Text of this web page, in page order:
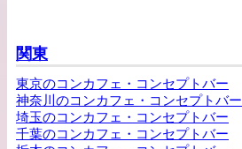
関東
東京のコンカフェ・コンセプトバー
神奈川のコンカフェ・コンセプトバー
埼玉のコンカフェ・コンセプトバー
千葉のコンカフェ・コンセプトバー